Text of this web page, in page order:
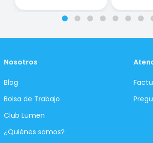
Nosotros
Blog
Bolsa de Trabajo
Club Lumen
¿Quiénes somos?